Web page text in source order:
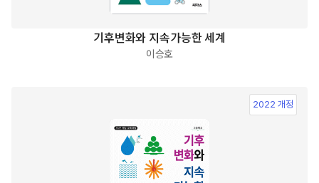
기후변화와 지속가능한 세계
이승호
2022 개정